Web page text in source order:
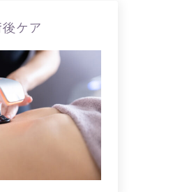
ケア